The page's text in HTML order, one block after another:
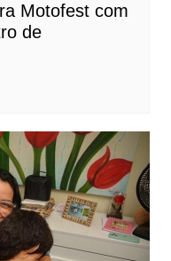
Motofest com
de